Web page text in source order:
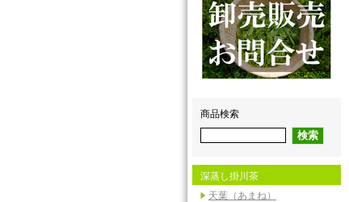
商品検索
深蒸し掛川茶
天葉（あまね）